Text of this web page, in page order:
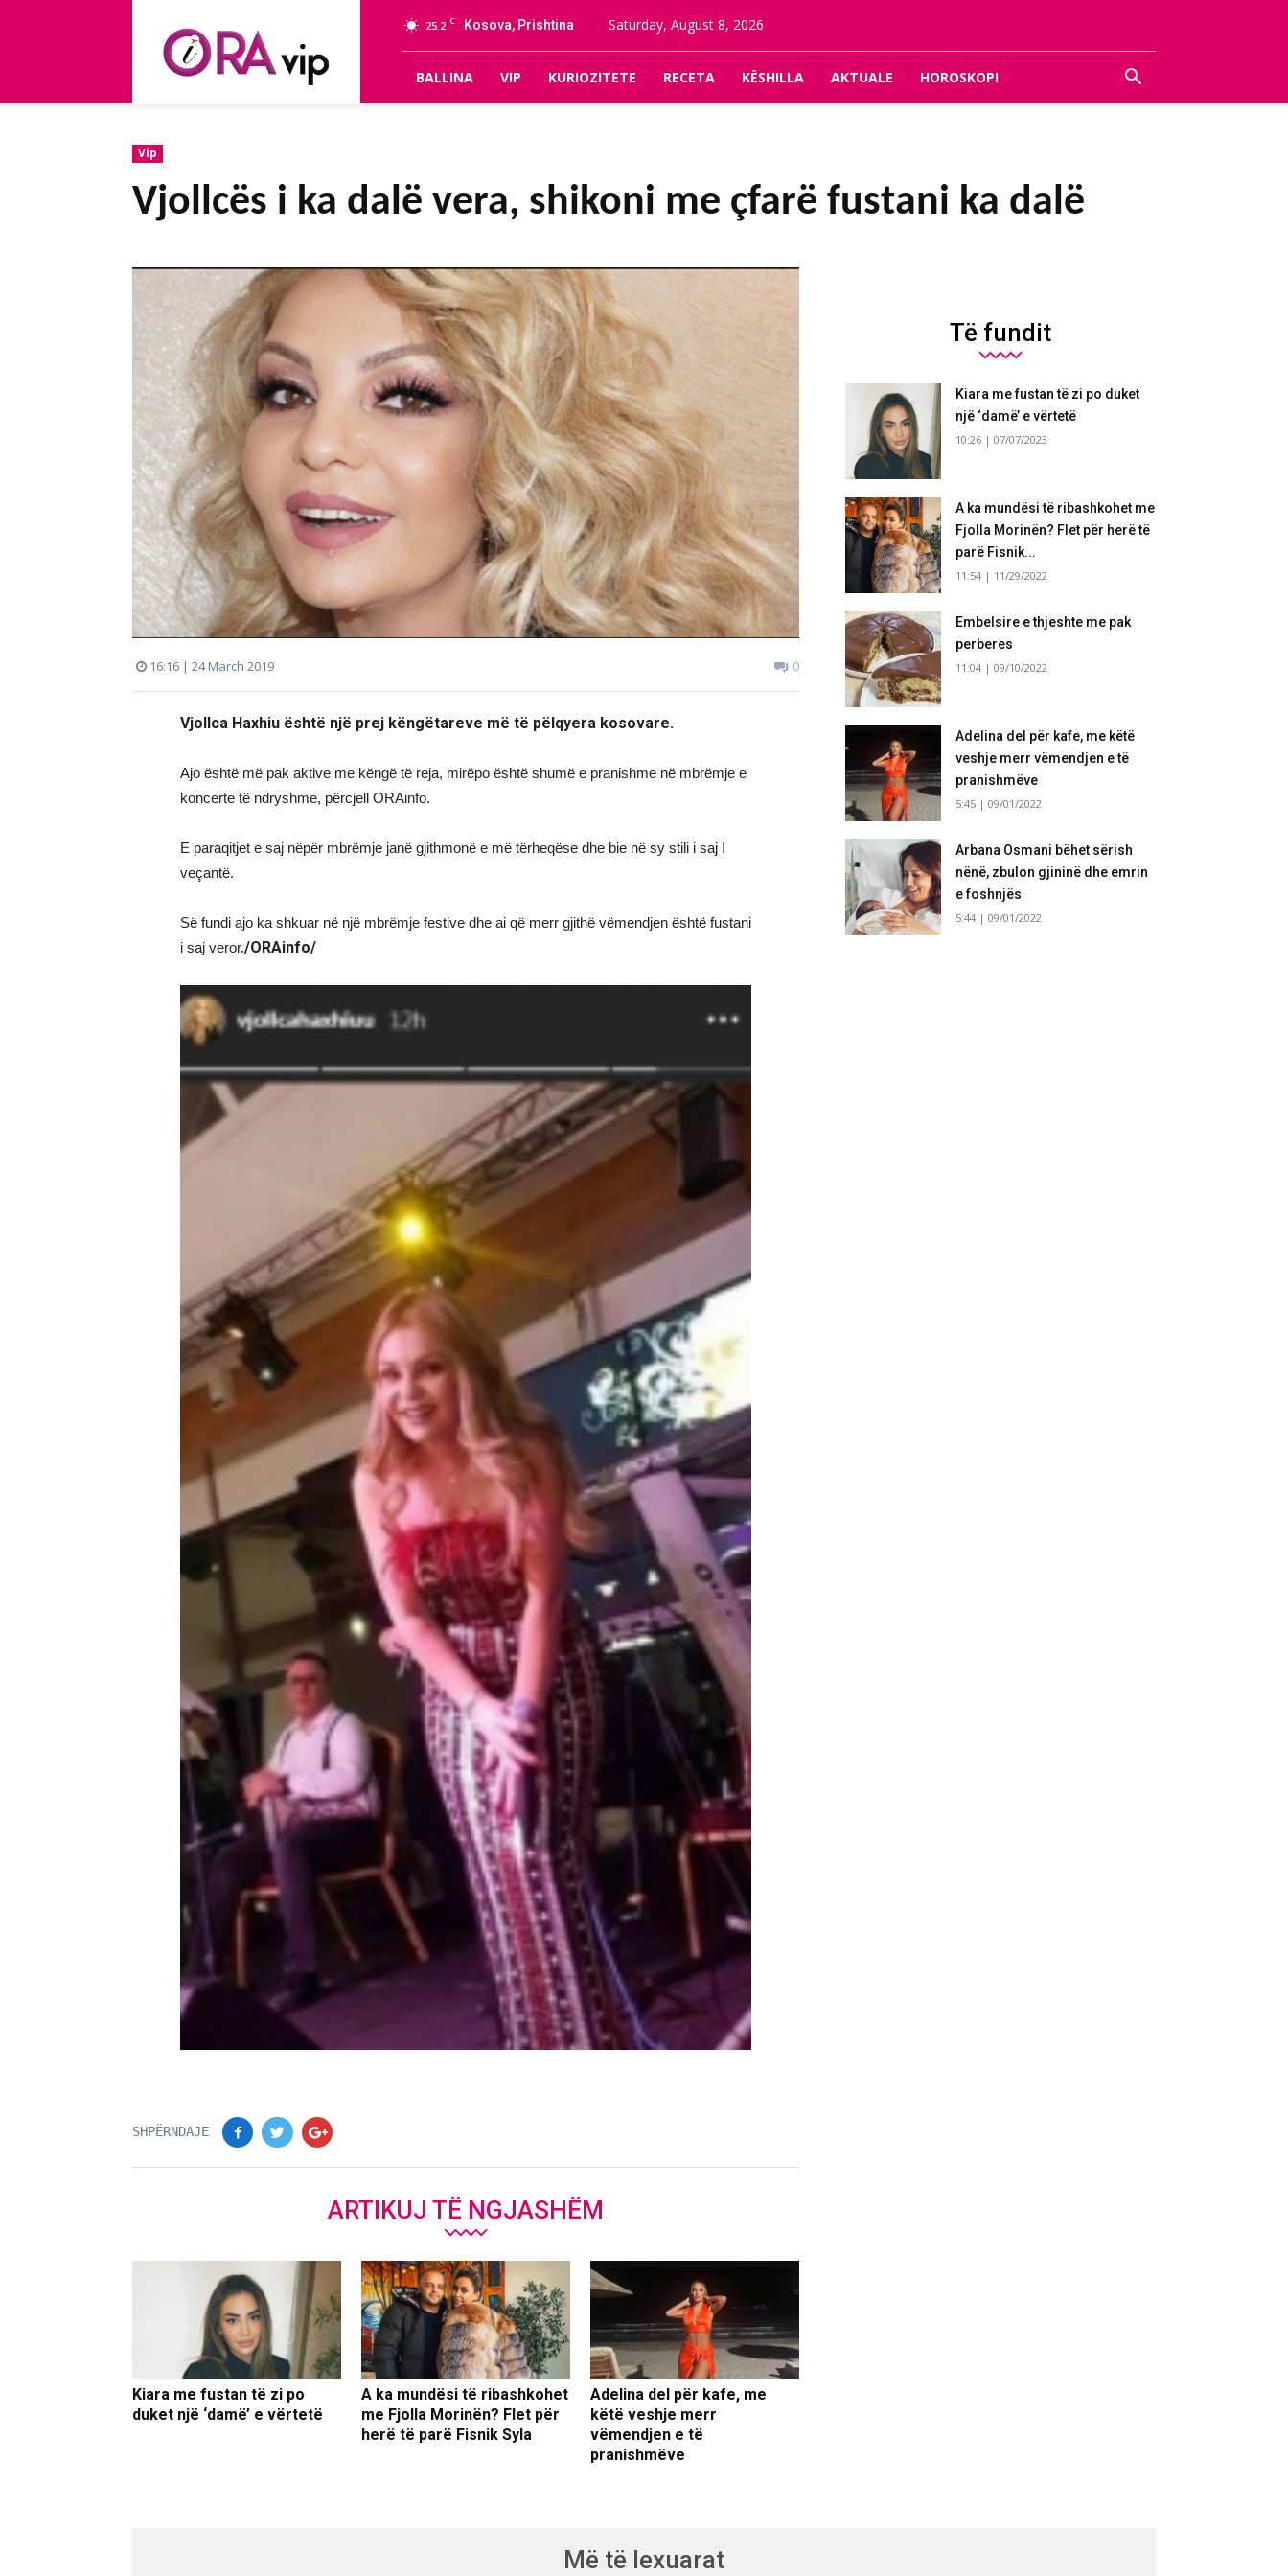
25.2 C Kosova, Prishtina Saturday, August 8, 2026
BALLINA VIP KURIOZITETE RECETA KËSHILLA AKTUALE HOROSKOPI
Vip
Vjollcës i ka dalë vera, shikoni me çfarë fustani ka dalë
16:16 | 24 March 2019 0
Vjollca Haxhiu është një prej këngëtareve më të pëlqyera kosovare.
Ajo është më pak aktive me këngë të reja, mirëpo është shumë e pranishme në mbrëmje e
koncerte të ndryshme, përcjell ORAinfo.
E paraqitjet e saj nëpër mbrëmje janë gjithmonë e më tërheqëse dhe bie në sy stili i saj I
veçantë.
Së fundi ajo ka shkuar në një mbrëmje festive dhe ai që merr gjithë vëmendjen është fustani
i saj veror./ORAinfo/
SHPËRNDAJE
ARTIKUJ TË NGJASHËM
Kiara me fustan të zi po
duket një ‘damë’ e vërtetë
A ka mundësi të ribashkohet
me Fjolla Morinën? Flet për
herë të parë Fisnik Syla
Adelina del për kafe, me
këtë veshje merr
vëmendjen e të
pranishmëve
Të fundit
Kiara me fustan të zi po duket
një ‘damë’ e vërtetë
10:26 | 07/07/2023
A ka mundësi të ribashkohet me
Fjolla Morinën? Flet për herë të
parë Fisnik...
11:54 | 11/29/2022
Embelsire e thjeshte me pak
perberes
11:04 | 09/10/2022
Adelina del për kafe, me këtë
veshje merr vëmendjen e të
pranishmëve
5:45 | 09/01/2022
Arbana Osmani bëhet sërish
nënë, zbulon gjininë dhe emrin
e foshnjës
5:44 | 09/01/2022
Më të lexuarat